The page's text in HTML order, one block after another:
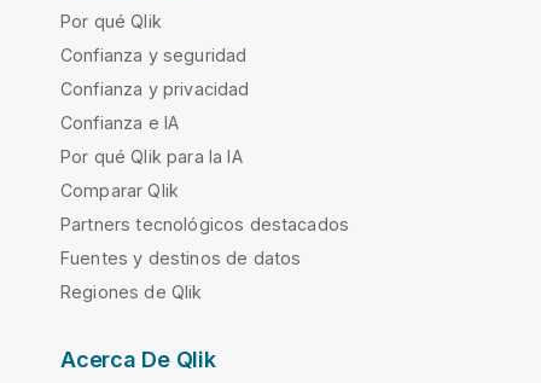
Por qué Qlik
Confianza y seguridad
Confianza y privacidad
Confianza e IA
Por qué Qlik para la IA
Comparar Qlik
Partners tecnológicos destacados
Fuentes y destinos de datos
Regiones de Qlik
Acerca De Qlik